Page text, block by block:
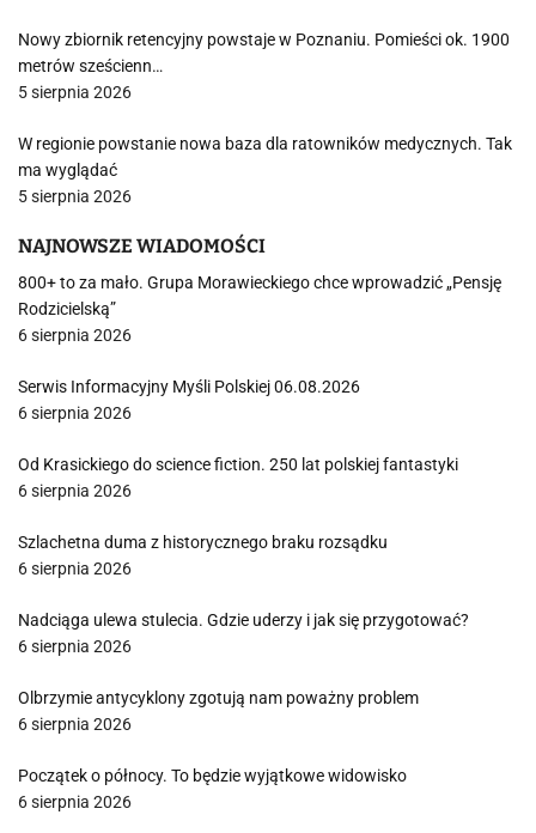
Nowy zbiornik retencyjny powstaje w Poznaniu. Pomieści ok. 1900
metrów sześcienn…
5 sierpnia 2026
W regionie powstanie nowa baza dla ratowników medycznych. Tak
ma wyglądać
5 sierpnia 2026
NAJNOWSZE WIADOMOŚCI
800+ to za mało. Grupa Morawieckiego chce wprowadzić „Pensję
Rodzicielską”
6 sierpnia 2026
Serwis Informacyjny Myśli Polskiej 06.08.2026
6 sierpnia 2026
Od Krasickiego do science fiction. 250 lat polskiej fantastyki
6 sierpnia 2026
Szlachetna duma z historycznego braku rozsądku
6 sierpnia 2026
Nadciąga ulewa stulecia. Gdzie uderzy i jak się przygotować?
6 sierpnia 2026
Olbrzymie antycyklony zgotują nam poważny problem
6 sierpnia 2026
Początek o północy. To będzie wyjątkowe widowisko
6 sierpnia 2026